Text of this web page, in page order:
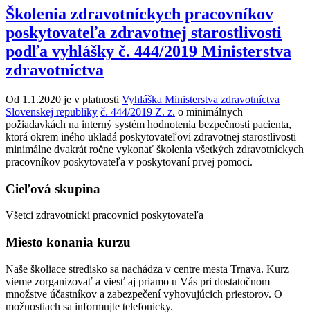
Školenia zdravotníckych pracovníkov
poskytovateľa zdravotnej starostlivosti
podľa vyhlášky č. 444/2019 Ministerstva
zdravotníctva
Od 1.1.2020 je v platnosti Vyhláška Ministerstva zdravotníctva
Slovenskej republiky č. 444/2019 Z. z. o minimálnych
požiadavkách na interný systém hodnotenia bezpečnosti pacienta,
ktorá okrem iného ukladá poskytovateľovi zdravotnej starostlivosti
minimálne dvakrát ročne vykonať školenia všetkých zdravotníckych
pracovníkov poskytovateľa v poskytovaní prvej pomoci.
Cieľová skupina
Všetci zdravotnícki pracovníci poskytovateľa
Miesto konania kurzu
Naše školiace stredisko sa nachádza v centre mesta Trnava. Kurz
vieme zorganizovať a viesť aj priamo u Vás pri dostatočnom
množstve účastníkov a zabezpečení vyhovujúcich priestorov. O
možnostiach sa informujte telefonicky.